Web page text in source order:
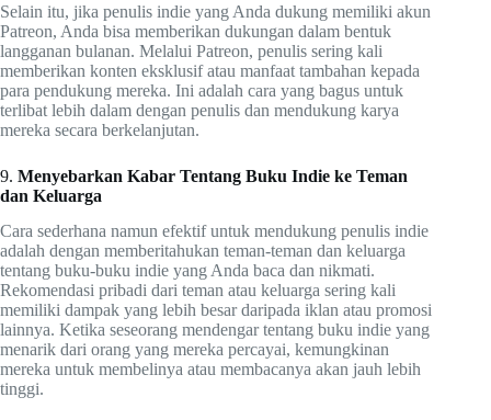
Selain itu, jika penulis indie yang Anda dukung memiliki akun
Patreon, Anda bisa memberikan dukungan dalam bentuk
langganan bulanan. Melalui Patreon, penulis sering kali
memberikan konten eksklusif atau manfaat tambahan kepada
para pendukung mereka. Ini adalah cara yang bagus untuk
terlibat lebih dalam dengan penulis dan mendukung karya
mereka secara berkelanjutan.
9. Menyebarkan Kabar Tentang Buku Indie ke Teman
dan Keluarga
Cara sederhana namun efektif untuk mendukung penulis indie
adalah dengan memberitahukan teman-teman dan keluarga
tentang buku-buku indie yang Anda baca dan nikmati.
Rekomendasi pribadi dari teman atau keluarga sering kali
memiliki dampak yang lebih besar daripada iklan atau promosi
lainnya. Ketika seseorang mendengar tentang buku indie yang
menarik dari orang yang mereka percayai, kemungkinan
mereka untuk membelinya atau membacanya akan jauh lebih
tinggi.